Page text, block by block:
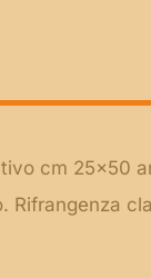
cm 25×50
Rifrangenza